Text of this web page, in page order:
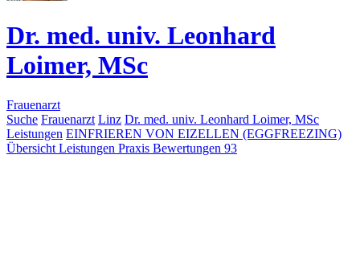
Dr. med. univ. Leonhard
Loimer, MSc
Frauenarzt
Suche Frauenarzt Linz Dr. med. univ. Leonhard Loimer, MSc
Leistungen EINFRIEREN VON EIZELLEN (EGGFREEZING)
Übersicht Leistungen Praxis Bewertungen 93